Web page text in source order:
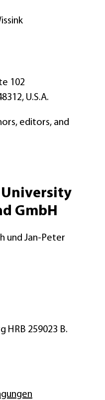
102
U.S.A.
editors, and
University
GmbH
und Jan-Peter
259023 B.